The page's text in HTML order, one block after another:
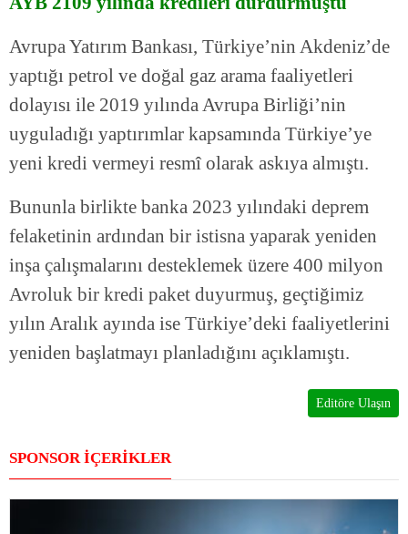
Avrupa Yatırım Bankası, Türkiye’nin Akdeniz’de
yaptığı petrol ve doğal gaz arama faaliyetleri
dolayısı ile 2019 yılında Avrupa Birliği’nin
uyguladığı yaptırımlar kapsamında Türkiye’ye
yeni kredi vermeyi resmî olarak askıya almıştı.
Bununla birlikte banka 2023 yılındaki deprem
felaketinin ardından bir istisna yaparak yeniden
inşa çalışmalarını desteklemek üzere 400 milyon
Avroluk bir kredi paket duyurmuş, geçtiğimiz
yılın Aralık ayında ise Türkiye’deki faaliyetlerini
yeniden başlatmayı planladığını açıklamıştı.
Editöre Ulaşın
SPONSOR İÇERİKLER